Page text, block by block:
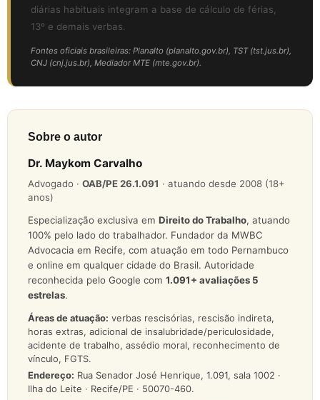
diárias habituais integram a base de cálculo de férias,
13º e demais verbas.
Fontes oficiais brasileiras: Planalto (planalto.gov.br), TST (tst.jus.br),
CNJ (cnj.jus.br), Mediador MTE (mte.gov.br).
Sobre o autor
Dr. Maykom Carvalho
Advogado · OAB/PE 26.1.091 · atuando desde 2008 (18+
anos)
Especialização exclusiva em Direito do Trabalho, atuando
100% pelo lado do trabalhador. Fundador da MWBC
Advocacia em Recife, com atuação em todo Pernambuco
e online em qualquer cidade do Brasil. Autoridade
reconhecida pelo Google com 1.091+ avaliações 5
estrelas.
Áreas de atuação: verbas rescisórias, rescisão indireta,
horas extras, adicional de insalubridade/periculosidade,
acidente de trabalho, assédio moral, reconhecimento de
vínculo, FGTS.
Endereço: Rua Senador José Henrique, 1.091, sala 1002 ·
Ilha do Leite · Recife/PE · 50070-460.